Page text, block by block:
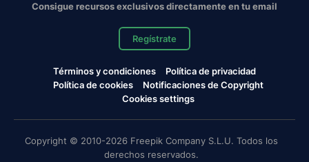
Consigue recursos exclusivos directamente en tu email
Regístrate
Términos y condiciones
Política de privacidad
Política de cookies
Notificaciones de Copyright
Cookies settings
Copyright © 2010-2026 Freepik Company S.L.U. Todos los
derechos reservados.